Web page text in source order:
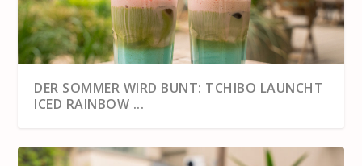
DER SOMMER WIRD BUNT: TCHIBO LAUNCHT
ICED RAINBOW ...